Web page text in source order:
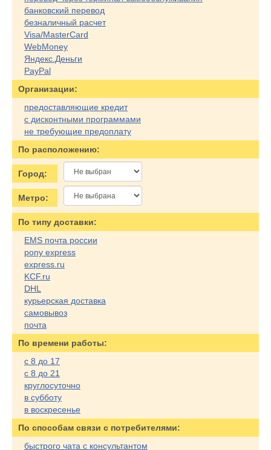
банковский перевод
безналичный расчет
Visa/MasterCard
WebMoney
Яндекс.Деньги
PayPal
Организации:
предоставляющие кредит
с дисконтными программами
не требующие предоплату
По расположению:
Город:
Метро:
По типу доставки:
EMS почта россии
pony express
express.ru
KCF.ru
DHL
курьерская доставка
самовывоз
почта
По времени работы:
с 8 до 17
с 8 до 21
круглосуточно
в субботу
в воскресенье
По cпособам связи с потребителями:
быстрого чата с консультантом